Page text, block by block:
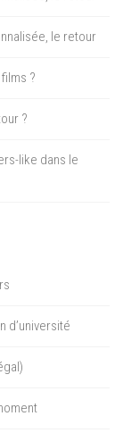
le retour
?
?
like dans le
d’université